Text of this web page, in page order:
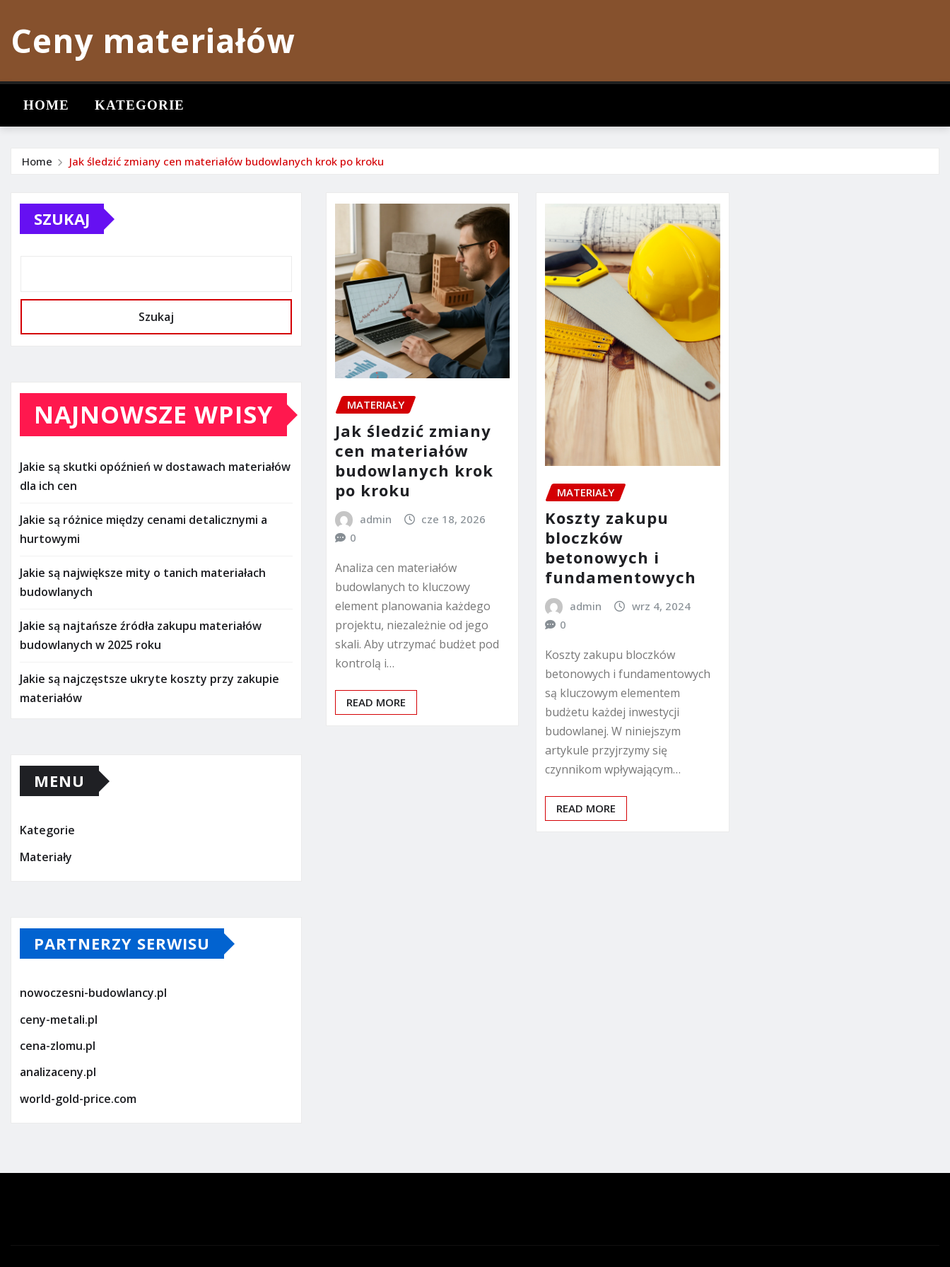
content
Ceny materiałów
HOME KATEGORIE
Home Jak śledzić zmiany cen materiałów budowlanych krok po kroku
SZUKAJ
Szukaj
NAJNOWSZE WPISY
Jakie są skutki opóźnień w dostawach materiałów
dla ich cen
Jakie są różnice między cenami detalicznymi a
hurtowymi
Jakie są największe mity o tanich materiałach
budowlanych
Jakie są najtańsze źródła zakupu materiałów
budowlanych w 2025 roku
Jakie są najczęstsze ukryte koszty przy zakupie
materiałów
MENU
Kategorie
Materiały
PARTNERZY SERWISU
nowoczesni-budowlancy.pl
ceny-metali.pl
cena-zlomu.pl
analizaceny.pl
world-gold-price.com
MATERIAŁY
Jak śledzić zmiany
cen materiałów
budowlanych krok
po kroku
admin
cze 18, 2026
0
Analiza cen materiałów
budowlanych to kluczowy
element planowania każdego
projektu, niezależnie od jego
skali. Aby utrzymać budżet pod
kontrolą i…
READ MORE
MATERIAŁY
Koszty zakupu
bloczków
betonowych i
fundamentowych
admin
wrz 4, 2024
0
Koszty zakupu bloczków
betonowych i fundamentowych
są kluczowym elementem
budżetu każdej inwestycji
budowlanej. W niniejszym
artykule przyjrzymy się
czynnikom wpływającym…
READ MORE